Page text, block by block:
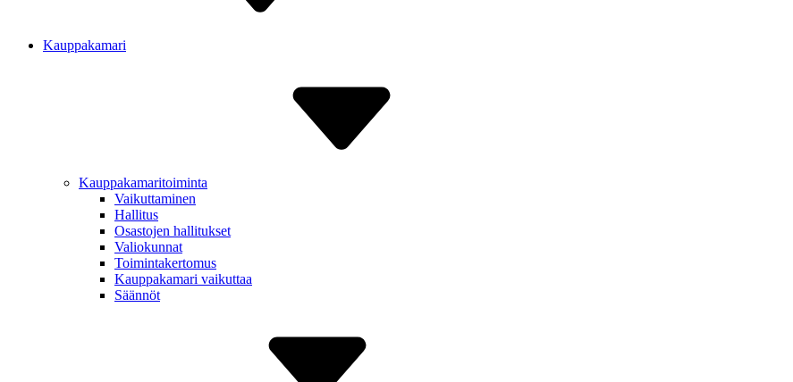
Kauppakamari
Kauppakamaritoiminta
Vaikut­taminen
Hallitus
Osastojen hallitukset
Valiokunnat
Toiminta­kertomus
Kauppa­kamari vaikuttaa
Säännöt